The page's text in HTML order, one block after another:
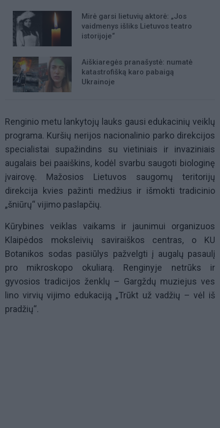
Mirė garsi lietuvių aktorė: „Jos
vaidmenys išliks Lietuvos teatro
istorijoje“
Aiškiaregės pranašystė: numatė
katastrofišką karo pabaigą
Ukrainoje
Renginio metu lankytojų lauks gausi edukacinių veiklų
programa. Kuršių nerijos nacionalinio parko direkcijos
specialistai supažindins su vietiniais ir invaziniais
augalais bei paaiškins, kodėl svarbu saugoti biologinę
įvairovę. Mažosios Lietuvos saugomų teritorijų
direkcija kvies pažinti medžius ir išmokti tradicinio
„šniūrų“ vijimo paslapčių.
Kūrybines veiklas vaikams ir jaunimui organizuos
Klaipėdos moksleivių saviraiškos centras, o KU
Botanikos sodas pasiūlys pažvelgti į augalų pasaulį
pro mikroskopo okuliarą. Renginyje netrūks ir
gyvosios tradicijos ženklų – Gargždų muziejus ves
lino virvių vijimo edukaciją „Trūkt už vadžių – vėl iš
pradžių“.